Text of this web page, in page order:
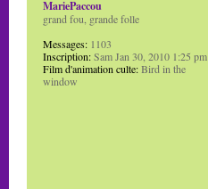
MariePaccou
grand fou, grande folle
Messages: 1103
Inscription:Sam Jan 30, 2010 1:25 pm
Film d'animation culte:Bird in the
window